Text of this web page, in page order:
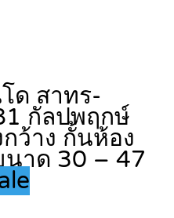
ด สาทร-
กัลปพฤกษ์
ว้าง กั้นห้อง
นาด 30 – 47